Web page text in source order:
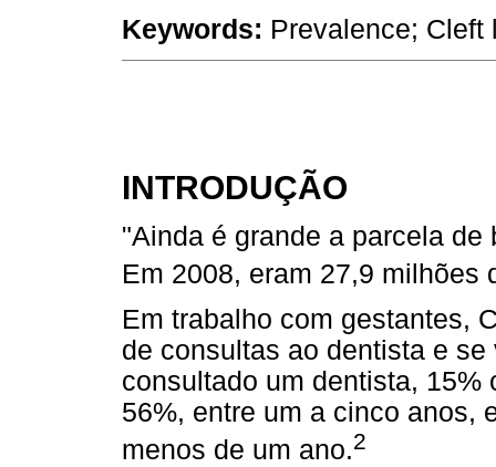
Keywords: Prevalence; Cleft
INTRODUÇÃO
"Ainda é grande a parcela
Em 2008, eram 27,9 milhões
Em trabalho com gestantes,
de consultas ao dentista e
consultado um dentista,
56%, entre um a cinco anos,
menos de um ano.2